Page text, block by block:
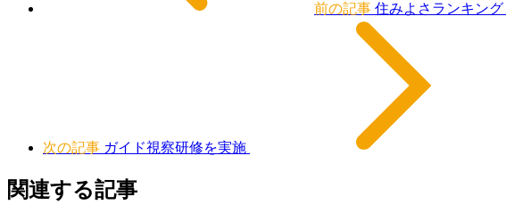
前の記事 住みよさランキン
次の記事 ガイド視察研修を実施
関連する記事